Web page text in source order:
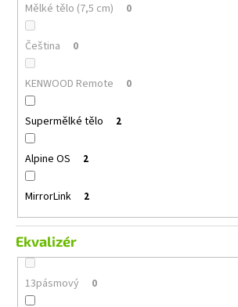
Mělké tělo (7,5 cm) 0
Čeština 0
KENWOOD Remote 0
Supermělké tělo 2
Alpine OS 2
MirrorLink 2
Ekvalizér
13pásmový 0